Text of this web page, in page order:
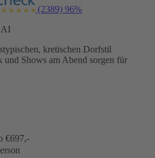
(2389) 96%
AI
kretischen Dorfstil
Shows am Abend sorgen für
€697,-